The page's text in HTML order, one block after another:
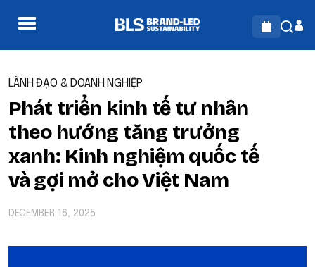
LÃNH ĐẠO & DOANH NGHIỆP
Phát triển kinh tế tư nhân
theo hướng tăng trưởng
xanh: Kinh nghiệm quốc tế
và gợi mở cho Việt Nam
DECEMBER 16, 2025